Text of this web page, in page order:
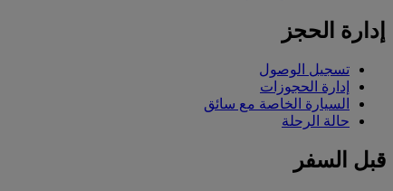
إدارة الحجز
تسجيل الوصول
إدارة الحجوزات
السيارة الخاصة مع سائق
حالة الرحلة
قبل السفر